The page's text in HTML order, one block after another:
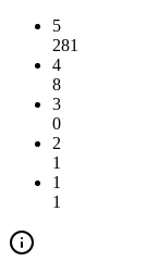
5
281
4
8
3
0
2
1
1
1